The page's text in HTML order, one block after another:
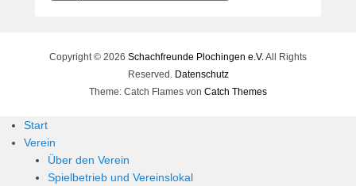
Copyright © 2026 Schachfreunde Plochingen e.V.All Rights
Reserved. Datenschutz
Theme: Catch Flames von Catch Themes
Start
Verein
Über den Verein
Spielbetrieb und Vereinslokal